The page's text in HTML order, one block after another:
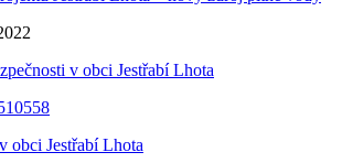
v obci Jestřabí Lhota
obci Jestřabí Lhota